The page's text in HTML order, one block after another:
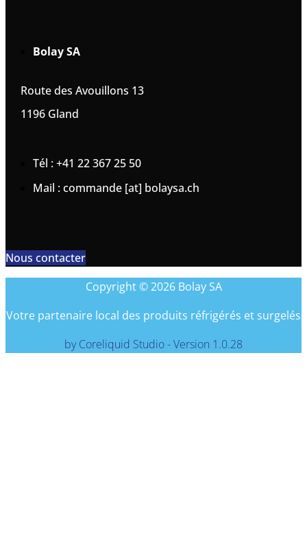
Bolay SA
Route des Avouillons 13
1196 Gland
Tél : +41 22 367 25 50
Mail : commande [at] bolaysa.ch
Nous contacter
Copyright © 2026 Bolay SA
Votre partenaire local des produits réfrigérés et surgelés
by Coreliquid Studio - Version 1.0.28